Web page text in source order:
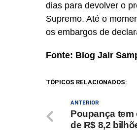
dias para devolver o
Supremo. Até o
os embargos de
Fonte: Blog Jair
TÓPICOS RELACIONADOS:
ANTERIOR
Poupança
de R$ 8,2